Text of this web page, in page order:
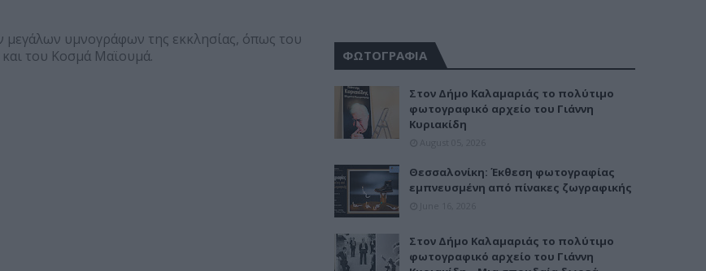
μεγάλων υμνογράφων της εκκλησίας, όπως του
του Κοσμά Μαϊουμά.
ΦΩΤΟΓΡΑΦΙΑ
Στον Δήμο Καλαμαριάς το πολύτιμο
φωτογραφικό αρχείο του Γιάννη
Κυριακίδη
Θεσσαλονίκη: Έκθεση φωτογραφίας
εμπνευσμένη από πίνακες ζωγραφικής
Στον Δήμο Καλαμαριάς το πολύτιμο
φωτογραφικό αρχείο του Γιάννη